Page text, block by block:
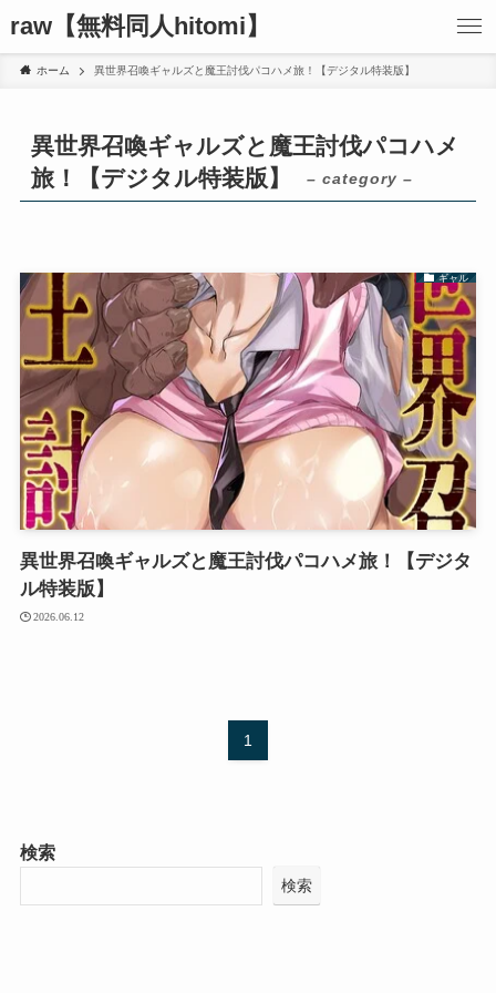
raw【無料同人hitomi】
ホーム 異世界召喚ギャルズと魔王討伐パコハメ旅！【デジタル特装版】
異世界召喚ギャルズと魔王討伐パコハメ
旅！【デジタル特装版】
– category –
ギャル
異世界召喚ギャルズと魔王討伐パコハメ旅！【デジタ
ル特装版】
2026.06.12
1
検索
検索